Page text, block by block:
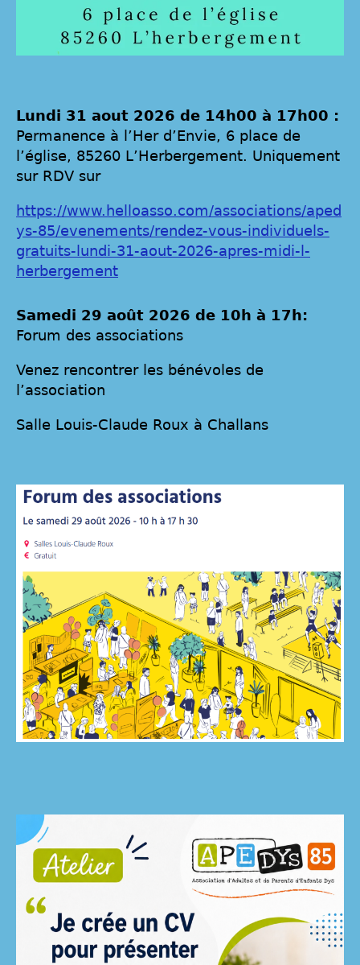
Lundi 31 aout 2026 de 14h00 à 17h00 :
Permanence à l’Her d’Envie, 6 place de
l’église, 85260 L’Herbergement. Uniquement
sur RDV sur
https://www.helloasso.com/associations/aped
ys-85/evenements/rendez-vous-individuels-
gratuits-lundi-31-aout-2026-apres-midi-l-
herbergement
Samedi 29 août 2026 de 10h à 17h:
Forum des associations
Venez rencontrer les bénévoles de
l’association
Salle Louis-Claude Roux à Challans